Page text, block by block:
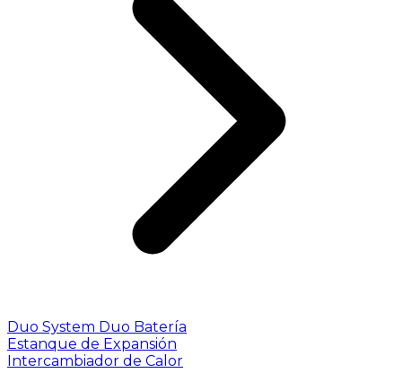
Duo System Duo Batería
Estanque de Expansión
Intercambiador de Calor